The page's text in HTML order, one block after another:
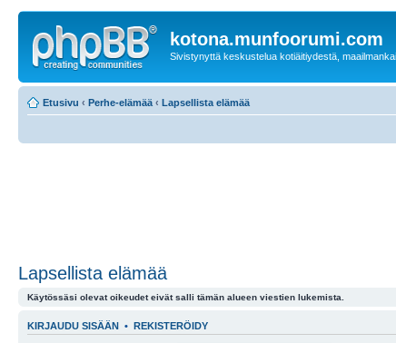
kotona.munfoorumi.com
Sivistynyttä keskustelua kotiäitiydestä,
Etusivu ‹ Perhe-elämää ‹ Lapsellista elämää
Lapsellista elämää
Käytössäsi olevat oikeudet eivät salli tämän alueen viestien lukemista.
KIRJAUDU SISÄÄN • REKISTERÖIDY